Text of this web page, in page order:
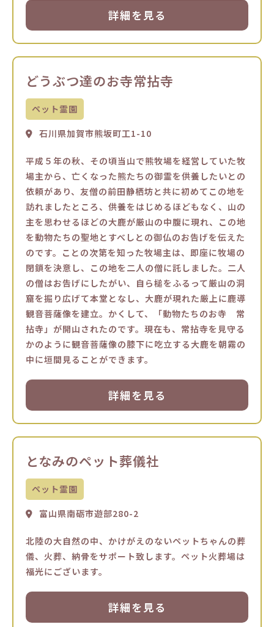
詳細を見る
どうぶつ達のお寺常拈寺
ペット霊園
石川県加賀市熊坂町工1-10
平成５年の秋、その頃当山で熊牧場を経営していた牧
場主から、亡くなった熊たちの御霊を供養したいとの
依頼があり、友僧の前田静栖坊と共に初めてこの地を
訪れましたところ、供養をはじめるほどもなく、山の
主を思わせるほどの大鹿が厳山の中腹に現れ、この地
を動物たちの聖地とすべしとの御仏のお告げを伝えた
のです。ことの次第を知った牧場主は、即座に牧場の
閉鎖を決意し、この地を二人の僧に託しました。二人
の僧はお告げにしたがい、自ら槌をふるって厳山の洞
窟を掘り広げて本堂となし、大鹿が現れた厳上に鹿導
観音菩薩像を建立。かくして、「動物たちのお寺 常
拈寺」が開山されたのです。現在も、常拈寺を見守る
かのように観音菩薩像の膝下に吃立する大鹿を朝霧の
中に垣間見ることができます。
詳細を見る
となみのペット葬儀社
ペット霊園
富山県南砺市遊部280-2
北陸の大自然の中、かけがえのないペットちゃんの葬
儀、火葬、納骨をサポート致します。ペット火葬場は
福光にございます。
詳細を見る